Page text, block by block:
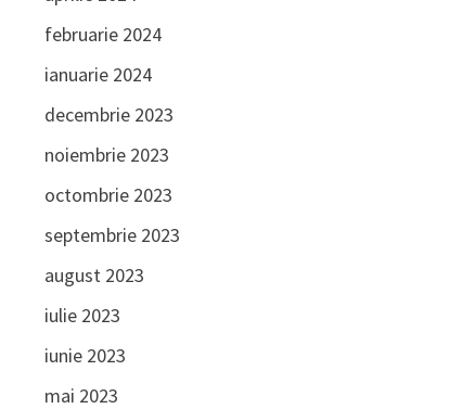
februarie 2024
ianuarie 2024
decembrie 2023
noiembrie 2023
octombrie 2023
septembrie 2023
august 2023
iulie 2023
iunie 2023
mai 2023